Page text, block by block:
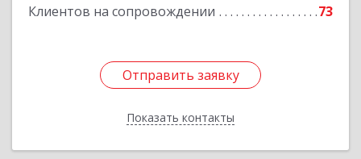
Клиентов на сопровождении 73
Отправить заявку
Показать контакты
Отправить заявку
Назад